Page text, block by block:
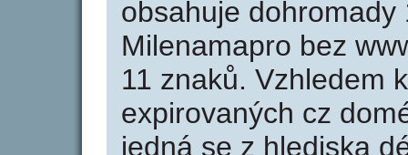
obsahuje
Milenamapro bez
11 znaků. Vzhledem
expirovaných cz
jedná se z hlediska